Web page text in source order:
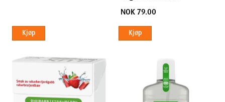
Kjøp
peppermynte 200 stk
NOK 79.00
Kjøp